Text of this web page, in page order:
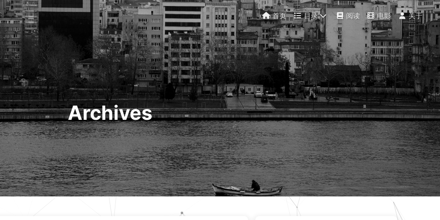
首页 目录 阅读 电影 关于
Archives